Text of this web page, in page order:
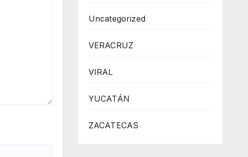
Uncategorized
VERACRUZ
VIRAL
YUCATÁN
ZACATECAS